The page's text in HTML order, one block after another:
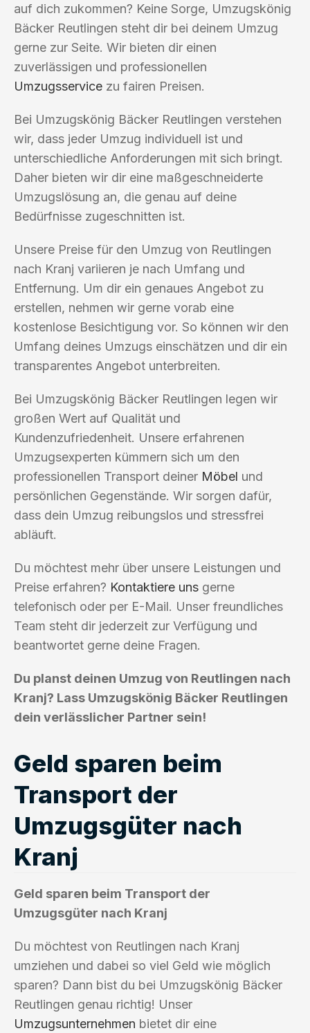
auf dich zukommen? Keine Sorge, Umzugskönig
Bäcker Reutlingen steht dir bei deinem Umzug
gerne zur Seite. Wir bieten dir einen
zuverlässigen und professionellen
Umzugsservice zu fairen Preisen.
Bei Umzugskönig Bäcker Reutlingen verstehen
wir, dass jeder Umzug individuell ist und
unterschiedliche Anforderungen mit sich bringt.
Daher bieten wir dir eine maßgeschneiderte
Umzugslösung an, die genau auf deine
Bedürfnisse zugeschnitten ist.
Unsere Preise für den Umzug von Reutlingen
nach Kranj variieren je nach Umfang und
Entfernung. Um dir ein genaues Angebot zu
erstellen, nehmen wir gerne vorab eine
kostenlose Besichtigung vor. So können wir den
Umfang deines Umzugs einschätzen und dir ein
transparentes Angebot unterbreiten.
Bei Umzugskönig Bäcker Reutlingen legen wir
großen Wert auf Qualität und
Kundenzufriedenheit. Unsere erfahrenen
Umzugsexperten kümmern sich um den
professionellen Transport deiner Möbel und
persönlichen Gegenstände. Wir sorgen dafür,
dass dein Umzug reibungslos und stressfrei
abläuft.
Du möchtest mehr über unsere Leistungen und
Preise erfahren? Kontaktiere uns gerne
telefonisch oder per E-Mail. Unser freundliches
Team steht dir jederzeit zur Verfügung und
beantwortet gerne deine Fragen.
Du planst deinen Umzug von Reutlingen nach
Kranj? Lass Umzugskönig Bäcker Reutlingen
dein verlässlicher Partner sein!
Geld sparen beim
Transport der
Umzugsgüter nach
Kranj
Geld sparen beim Transport der
Umzugsgüter nach Kranj
Du möchtest von Reutlingen nach Kranj
umziehen und dabei so viel Geld wie möglich
sparen? Dann bist du bei Umzugskönig Bäcker
Reutlingen genau richtig! Unser
Umzugsunternehmen bietet dir eine